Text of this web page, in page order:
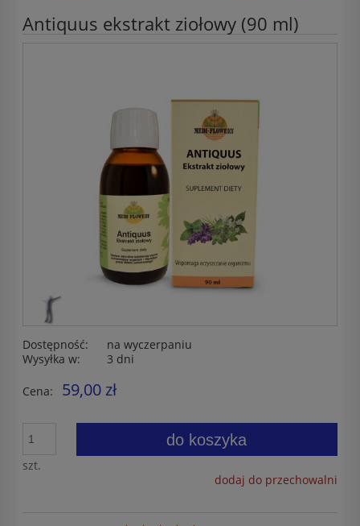
Antiquus ekstrakt ziołowy (90 ml)
Dostępność:
na wyczerpaniu
Wysyłka w:
3 dni
Cena: 59,00 zł
szt.
do koszyka
dodaj do przechowalni